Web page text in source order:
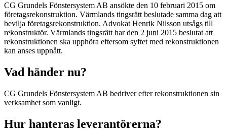
CG Grundels Fönstersystem AB ansökte den 10 februari 2015 om
företagsrekonstruktion. Värmlands tingsrätt beslutade samma dag att
bevilja företagsrekonstruktion. Advokat Henrik Nilsson utsågs till
rekonstruktör. Värmlands tingsrätt har den 2 juni 2015 beslutat att
rekonstruktionen ska upphöra eftersom syftet med rekonstruktionen
kan anses uppnått.
Vad händer nu?
CG Grundels Fönstersystem AB bedriver efter rekonstruktionen sin
verksamhet som vanligt.
Hur hanteras leverantörerna?